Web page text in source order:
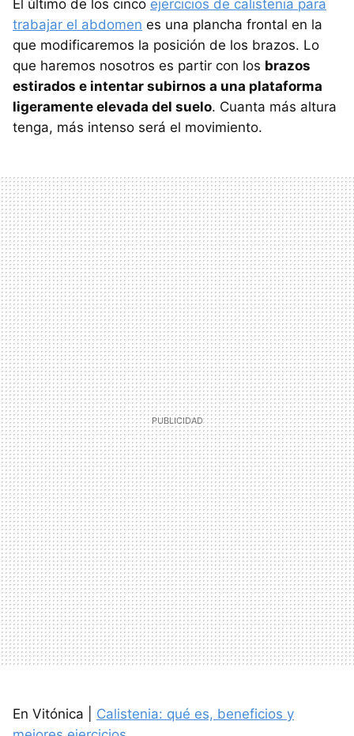
El último de los cinco ejercicios de calistenia para
trabajar el abdomen es una plancha frontal en la
que modificaremos la posición de los brazos. Lo
que haremos nosotros es partir con los brazos
estirados e intentar subirnos a una plataforma
ligeramente elevada del suelo. Cuanta más altura
tenga, más intenso será el movimiento.
En Vitónica | Calistenia: qué es, beneficios y